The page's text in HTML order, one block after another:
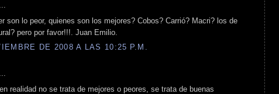
son lo peor, quienes son los mejores? Cobos? Carrió? Macri? los de
pero por favor!!!. Juan Emilio.
DE 2008 A LAS 10:25 P.M.
realidad no se trata de mejores o peores, se trata de buenas